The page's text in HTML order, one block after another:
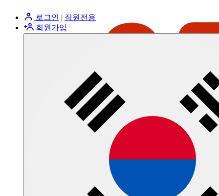
로그인 | 직원전용
회원가입